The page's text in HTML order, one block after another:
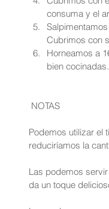
consuma y el
Cubrimos con
Horneamos a
bien
NOTAS
Podemos utilizar el
reduciríamos la
Las podemos
da un toque